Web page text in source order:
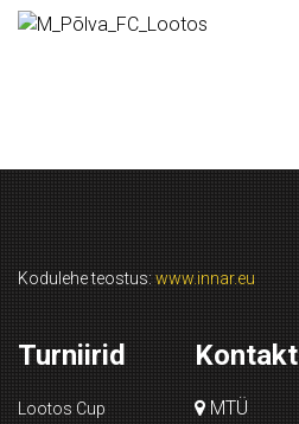
Kodulehe teostus: www.innar.eu
Turniirid
Lootos Cup
Kontakt
MTÜ